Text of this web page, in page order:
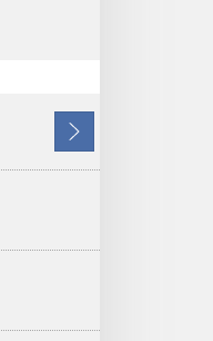
Далее